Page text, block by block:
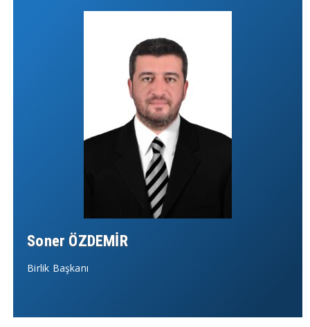
Soner ÖZDEMİR
Birlik Başkanı